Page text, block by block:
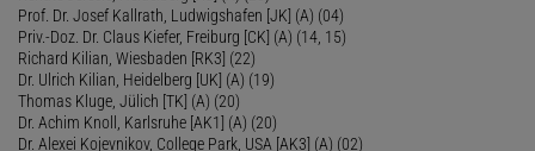
Prof. Dr. Josef Kallrath, Ludwigshafen [JK] (A) (04)
Priv.-Doz. Dr. Claus Kiefer, Freiburg [CK] (A) (14, 15)
Richard Kilian, Wiesbaden [RK3] (22)
Dr. Ulrich Kilian, Heidelberg [UK] (A) (19)
Thomas Kluge, Jülich [TK] (A) (20)
Dr. Achim Knoll, Karlsruhe [AK1] (A) (20)
Dr. Alexei Kojevnikov, College Park, USA [AK3] (A) (02)